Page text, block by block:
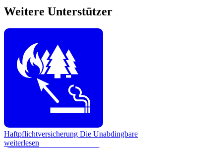
Weitere Unterstützer
Haftpflichtversicherung Die Unabdingbare
weiterlesen